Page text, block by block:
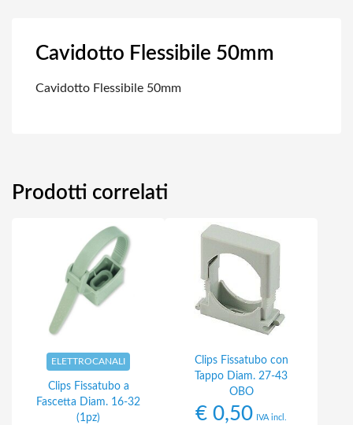
Cavidotto Flessibile 50mm
Cavidotto Flessibile 50mm
Prodotti correlati
ELETTROCANALI
Clips Fissatubo a
Fascetta Diam. 16-32
(1pz)
Clips Fissatubo con
Tappo Diam. 27-43
OBO
€ 0,50 IVA incl.